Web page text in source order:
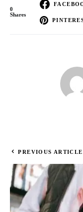
0
Shares
PREVIOUS ARTICLE